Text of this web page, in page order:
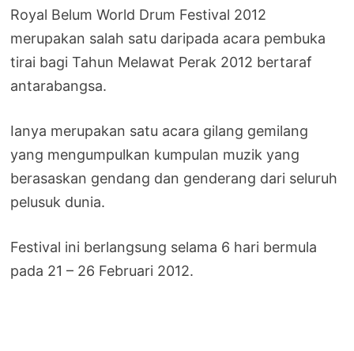
Royal Belum World Drum Festival 2012
merupakan salah satu daripada acara pembuka
tirai bagi Tahun Melawat Perak 2012 bertaraf
antarabangsa.
Ianya merupakan satu acara gilang gemilang
yang mengumpulkan kumpulan muzik yang
berasaskan gendang dan genderang dari seluruh
pelusuk dunia.
Festival ini berlangsung selama 6 hari bermula
pada 21 – 26 Februari 2012.